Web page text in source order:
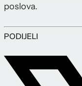
poslova.
PODIJELI